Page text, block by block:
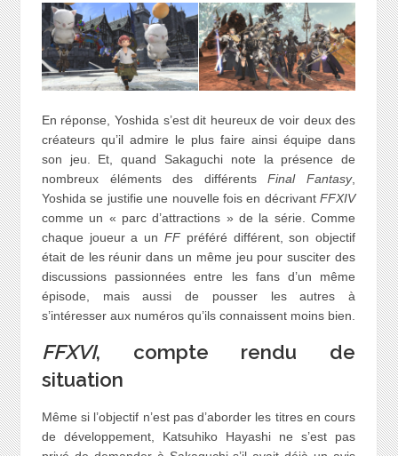
En réponse, Yoshida s’est dit heureux de voir deux des
créateurs qu’il admire le plus faire ainsi équipe dans
son jeu. Et, quand Sakaguchi note la présence de
nombreux éléments des différentsFinal Fantasy,
Yoshida se justifie une nouvelle fois en décrivantFFXIV
comme un « parc d’attractions » de la série. Comme
chaque joueur a un FF préféré différent, son objectif
était de les réunir dans un même jeu pour susciter des
discussions passionnées entre les fans d’un même
épisode, mais aussi de pousser les autres à
s’intéresser aux numéros qu’ils connaissent moins bien.
FFXVI, compte rendu de
situation
Même si l’objectif n’est pas d’aborder les titres en cours
de développement, Katsuhiko Hayashi ne s’est pas